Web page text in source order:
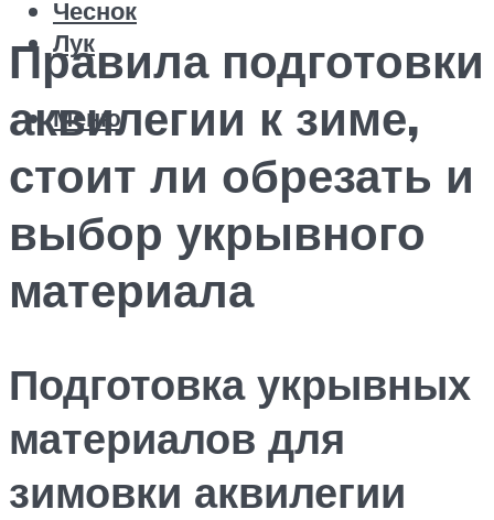
Чеснок
Лук
Меню
Правила подготовки
аквилегии к зиме,
стоит ли обрезать и
выбор укрывного
материала
Подготовка укрывных
материалов для
зимовки аквилегии